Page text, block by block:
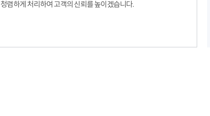
청렴하게 처리하여 고객의 신뢰를 높이겠습니다.